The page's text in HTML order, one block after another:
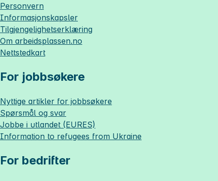
Personvern
Informasjonskapsler
Tilgjengelighetserklæring
Om arbeidsplassen.no
Nettstedkart
For jobbsøkere
Nyttige artikler for jobbsøkere
Spørsmål og svar
Jobbe i utlandet (EURES)
Information to refugees from Ukraine
For bedrifter